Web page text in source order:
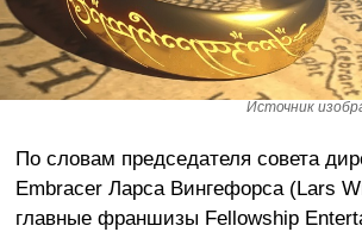
Источник
По словам председателя совета
Embracer Ларса Вингефорса (Lars
главные франшизы Fellowship